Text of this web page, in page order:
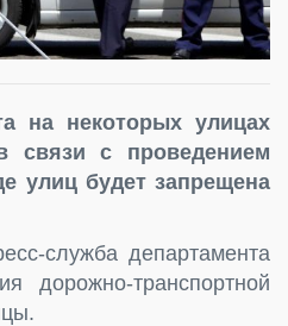
на некоторых улицах
связи с проведением
улиц будет запрещена
служба департамента
дорожно-транспортной